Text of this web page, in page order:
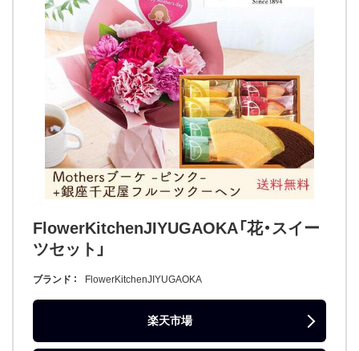
FlowerKitchenJIYUGAOKA「花・スイー
ツセット」
ブランド FlowerKitchenJIYUGAOKA
楽天市場